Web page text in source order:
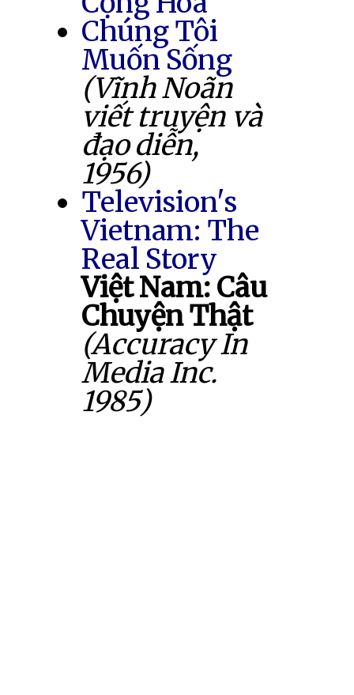
Chúng Tôi
Muốn Sống
(Vĩnh Noãn
viết truyện và
đạo diễn,
1956)
Television's
Vietnam: The
Real Story
Việt Nam: Câu
Chuyện Thật
(Accuracy In
Media Inc.
1985)